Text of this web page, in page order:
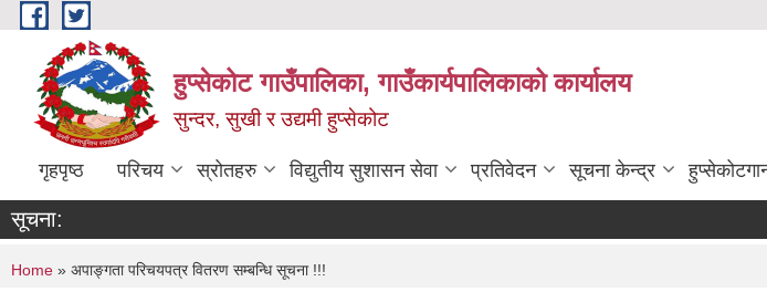
Skip to main content
हुप्सेकोट गाउँपालिका, गाउँकार्यपालिकाको कार्यालय
सुन्दर, सुखी र उद्यमी हुप्सेकोट
गृहपृष्ठ परिचय स्रोतहरु विद्युतीय सुशासन सेवा प्रतिवेदन सूचना केन्द्र
सूचना:
You are here
Home » अपाङ्गता परिचयपत्र वितरण सम्बन्धि सूचना !!!